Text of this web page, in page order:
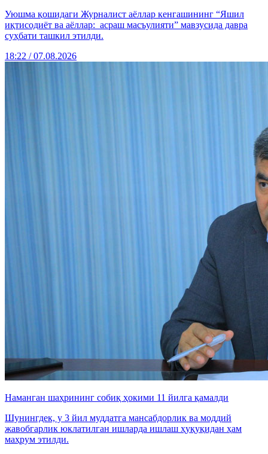
Уюшма қошидаги Журналист аёллар кенгашининг “Яшил
иқтисодиёт ва аёллар: асраш масъулияти” мавзусида давра
суҳбати ташкил этилди.
18:22 / 07.08.2026
Наманган шаҳрининг собиқ ҳокими 11 йилга қамалди
Шунингдек, у 3 йил муддатга мансабдорлик ва моддий
жавобгарлик юклатилган ишларда ишлаш ҳуқуқидан ҳам
маҳрум этилди.